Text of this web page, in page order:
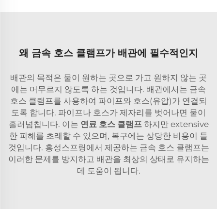
왜 금속 호스 클램프가 배관에 필수적인지
배관의 목적은 물이 원하는 곳으로 가고 원하지 않는 곳
에는 머무르지 않도록 하는 것입니다. 배관에서는 금속
호스 클램프를 사용하여 파이프와 호스(유압)가 연결되
도록 합니다. 파이프나 호스가 제자리를 벗어나면 물이
흘러넘칩니다. 이는 연료 호스 클램프 하지만 extensive
한 피해를 초래할 수 있으며, 복구에는 상당한 비용이 들
것입니다. 홍성스프링에서 제공하는 금속 호스 클램프는
이러한 문제를 방지하고 배관을 최상의 상태로 유지하는
데 도움이 됩니다.